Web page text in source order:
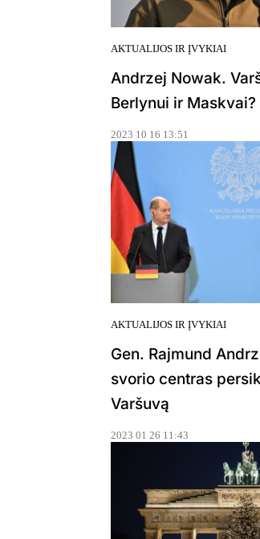
AKTUALIJOS IR ĮVYKIAI
Andrzej Nowak.
Berlynui ir Maskvai?
2023 10 16 13:51
AKTUALIJOS IR ĮVYKIAI
Gen. Rajmund
svorio centras
Varšuvą
2023 01 26 11:43